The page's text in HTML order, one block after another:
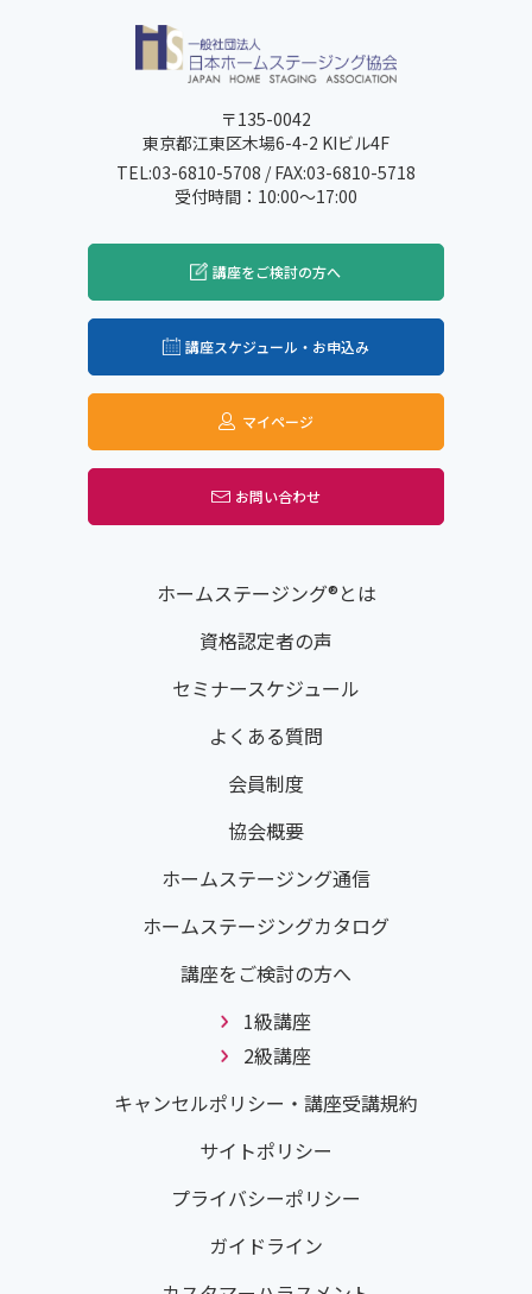
〒135-0042
東京都江東区木場6-4-2 KIビル4F
TEL:03-6810-5708 / FAX:03-6810-5718
受付時間：10:00～17:00
講座をご検討の方へ
講座スケジュール・お申込み
マイページ
お問い合わせ
ホームステージング®とは
資格認定者の声
セミナースケジュール
よくある質問
会員制度
協会概要
ホームステージング通信
ホームステージングカタログ
講座をご検討の方へ
1級講座
2級講座
キャンセルポリシー・講座受講規約
サイトポリシー
プライバシーポリシー
ガイドライン